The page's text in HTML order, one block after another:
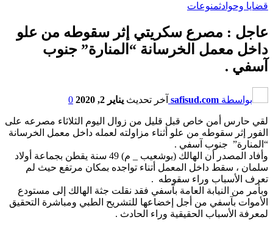
قضايا وحوادثمنوعات
عاجل : مصرع سكريتي إثر سقوطه من علو
داخل معمل الخرسانة “المنارة” جنوب
آسفي .
بواسطة safisud.com آخر تحديث يناير 2, 2020 0
لقي حارس أمن خاص قبل قليل من زوال اليوم الثلاثاء مصرعه على
الفور إثر سقوطه من علو أثناء مزاولته لعمله داخل معمل الخرسانة
“المنارة” جنوب آسفي .
وأفاد المصدر أن الهالك (بوشعيب _ م) 49 سنة يقطن بجماعة أولاد
سلمان ، سقط داخل المعمل أتناء تواجده بمكان مرتفع حيث لم
تعرف الأسباب وراء سقوطه .
وبأمر من النيابة العامة بآسفي فقد نقلت جثة الهالك إلى مستودع
الأموات بآسفي من أجل إخضاعها للتشريح الطبي ومباشرة التحقيق
لمعرفة الأسباب الحقيقية وراء الحادث .